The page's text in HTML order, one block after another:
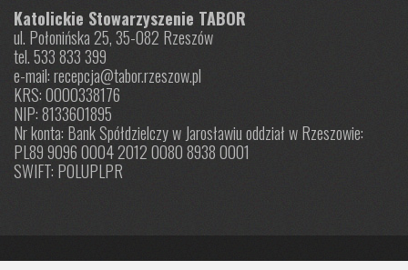
Katolickie Stowarzyszenie TABOR
ul. Połonińska 25, 35-082 Rzeszów
tel. 533 833 399
e-mail: recepcja@tabor.rzeszow.pl
KRS: 0000338176
NIP: 8133601895
Nr konta: Bank Spółdzielczy w Jarosławiu oddział w Rzeszowie:
PL89 9096 0004 2012 0080 8938 0001
SWIFT: POLUPLPR